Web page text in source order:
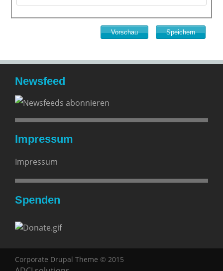
Newsfeed
Impressum
Impressum
Spenden
Corporate Drupal Theme © 2015